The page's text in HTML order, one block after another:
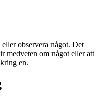
observera något. Det
medveten om något eller att
en.